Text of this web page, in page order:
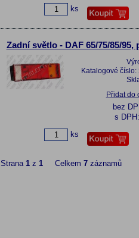
ks
Zadní světlo - DAF 65/75/85/95,
Katalogové číslo:
Přidat do
bez
s
ks
Strana 1z 1Celkem 7záznamů